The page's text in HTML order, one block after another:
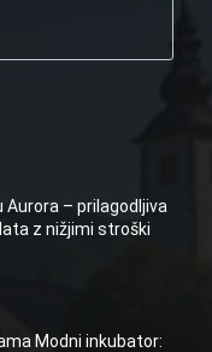
Aurora – prilagodljiva
z nižjimi stroški
Modni inkubator: